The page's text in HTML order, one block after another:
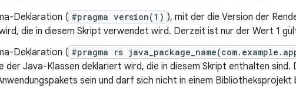
Deklaration ( #pragma version(1) ), mit der die Version der
die in diesem Skript verwendet wird. Derzeit ist nur der Wert 1
Deklaration ( #pragma rs
der Java-Klassen deklariert wird, die in diesem Skript enthalten sind.
sein und darf sich nicht in einem Bibliotheksprojekt